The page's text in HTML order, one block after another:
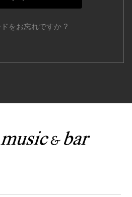
をお忘れですか ?